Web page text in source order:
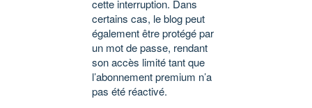
cette interruption. Dans
certains cas, le blog peut
également être protégé par
un mot de passe, rendant
son accès limité tant que
l’abonnement premium n’a
pas été réactivé.